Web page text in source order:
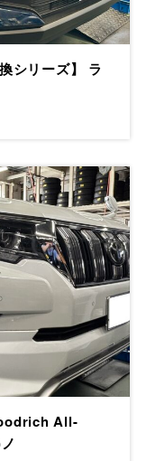
シリーズ】 ラ
All-